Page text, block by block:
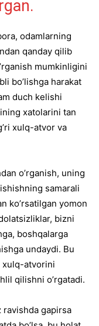
odamlarning
qanday qilib
mumkinligini
bo’lishga harakat
duch kelishi
xatolarini tan
xulq-atvor va
o’rganish, uning
samarali
ko’rsatilgan yomon
bizni
boshqalarga
undaydi. Bu
xulq-atvorini
qilishni o’rgatadi.
ravishda gapirsa